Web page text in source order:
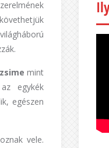
mint
egykék
egészen
vele.